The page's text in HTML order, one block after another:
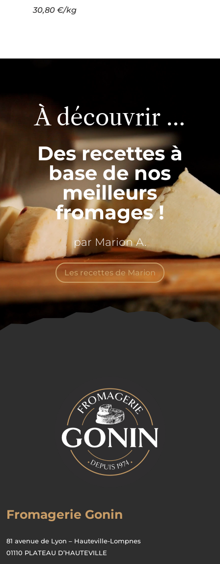
Ours
30,80 €/kg
À découvrir …
Des recettes à
base de nos
meilleurs
fromages !
par Marion A.
Les recettes de Marion
Fromagerie Gonin
81 avenue de Lyon – Hauteville-Lompnes
01110 PLATEAU D’HAUTEVILLE